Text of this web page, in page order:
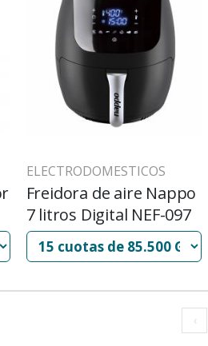
ELECTRODOMESTICOS
Freidora de aire Nappo
7 litros Digital NEF-097